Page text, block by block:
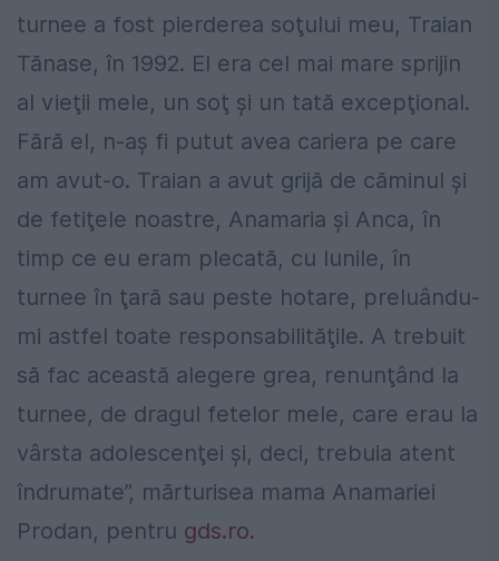
turnee a fost pierderea soţului meu, Traian
Tănase, în 1992. El era cel mai mare sprijin
al vieţii mele, un soţ şi un tată excepţional.
Fără el, n-aş fi putut avea cariera pe care
am avut-o. Traian a avut grijă de căminul şi
de fetiţele noastre, Anamaria şi Anca, în
timp ce eu eram plecată, cu lunile, în
turnee în ţară sau peste hotare, preluându-
mi astfel toate responsabilităţile. A trebuit
să fac această alegere grea, renunţând la
turnee, de dragul fetelor mele, care erau la
vârsta adolescenţei şi, deci, trebuia atent
îndrumate”, mărturisea mama Anamariei
Prodan, pentru gds.ro.